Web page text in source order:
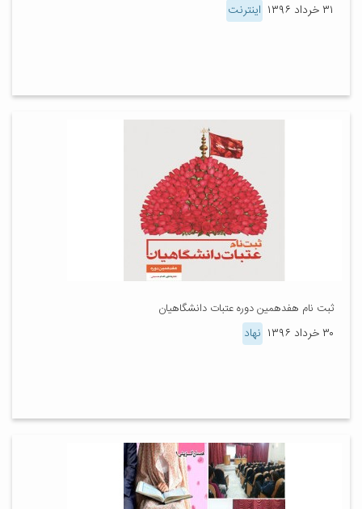
۳۱ خرداد ۱۳۹۶ اینترنت
ثبت نام هفدهمین دوره عتبات دانشگاهیان
۳۰ خرداد ۱۳۹۶ نهاد